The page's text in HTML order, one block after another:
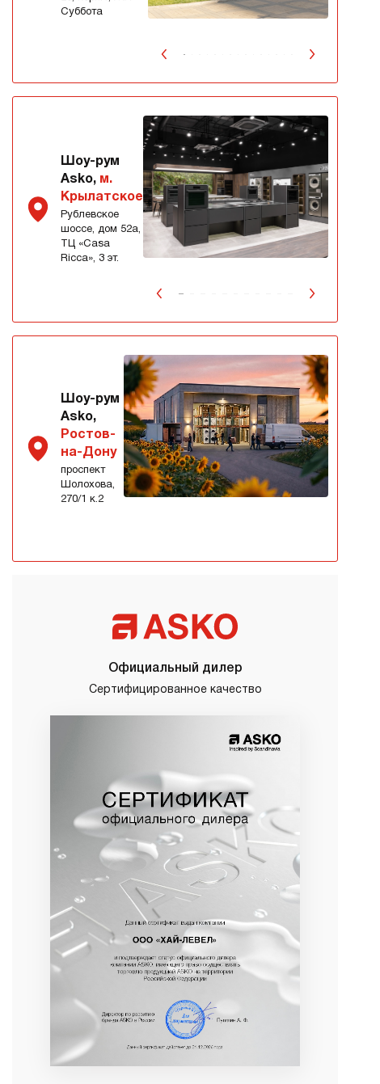
Суббота
Шоу-рум
Asko, м.
Крылатское
Рублевское
шоссе, дом 52а,
ТЦ «Сasa
Ricca», 3 эт.
Шоу-рум
Asko,
Ростов-
на-Дону
проспект
Шолохова,
270/1 к.2
Официальный дилер
Сертифицированное качество